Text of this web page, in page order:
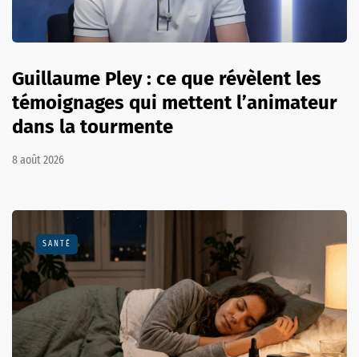
Guillaume Pley : ce que révèlent les
témoignages qui mettent l’animateur
dans la tourmente
8 août 2026
SANTÉ